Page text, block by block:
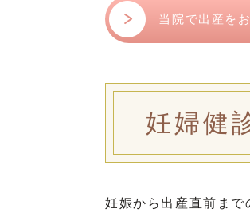
当院で出産を
妊婦健
妊娠から出産直前まで